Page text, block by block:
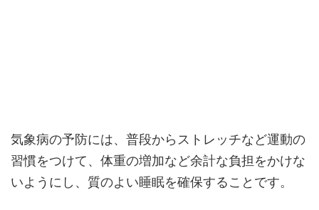
気象病の予防には、普段からストレッチなど運動の
習慣をつけて、体重の増加など余計な負担をかけな
いようにし、質のよい睡眠を確保することです。